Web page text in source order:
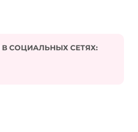
В СОЦИАЛЬНЫХ СЕТЯХ: